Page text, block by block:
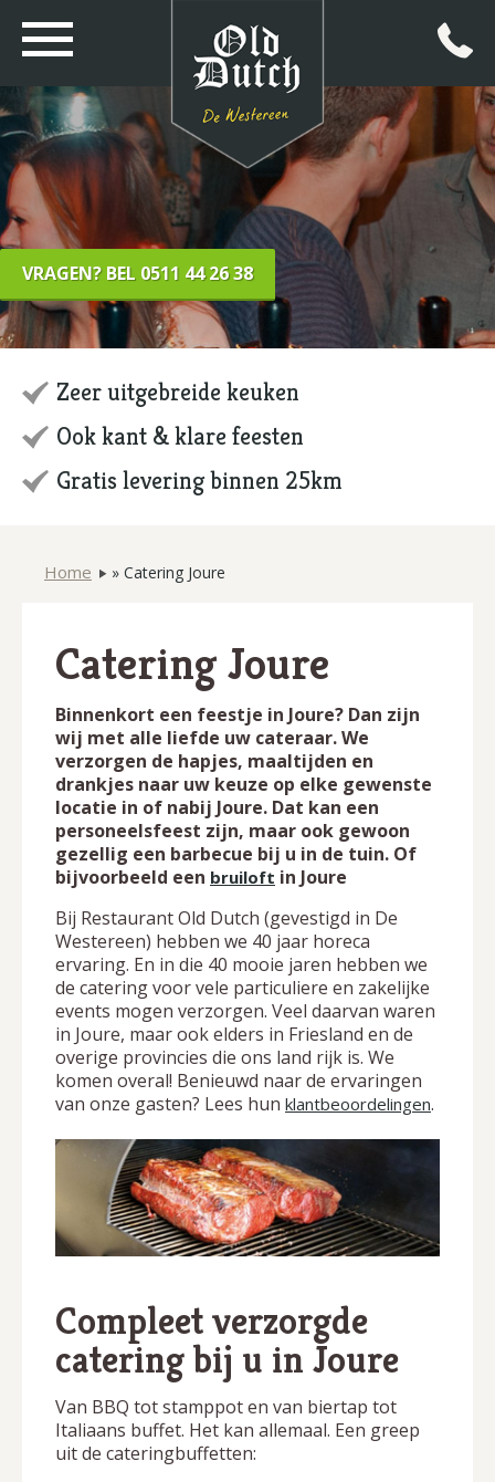
VRAGEN? BEL 0511 44 26 38
Zeer uitgebreide keuken
Ook kant & klare feesten
Gratis levering binnen 25km
Home » Catering Joure
Catering Joure
Binnenkort een feestje in Joure? Dan zijn
wij met alle liefde uw cateraar. We
verzorgen de hapjes, maaltijden en
drankjes naar uw keuze op elke gewenste
locatie in of nabij Joure. Dat kan een
personeelsfeest zijn, maar ook gewoon
gezellig een barbecue bij u in de tuin. Of
bijvoorbeeld een bruiloft in Joure
Bij Restaurant Old Dutch (gevestigd in De
Westereen) hebben we 40 jaar horeca
ervaring. En in die 40 mooie jaren hebben we
de catering voor vele particuliere en zakelijke
events mogen verzorgen. Veel daarvan waren
in Joure, maar ook elders in Friesland en de
overige provincies die ons land rijk is. We
komen overal! Benieuwd naar de ervaringen
van onze gasten? Lees hun klantbeoordelingen.
Compleet verzorgde
catering bij u in Joure
Van BBQ tot stamppot en van biertap tot
Italiaans buffet. Het kan allemaal. Een greep
uit de cateringbuffetten: